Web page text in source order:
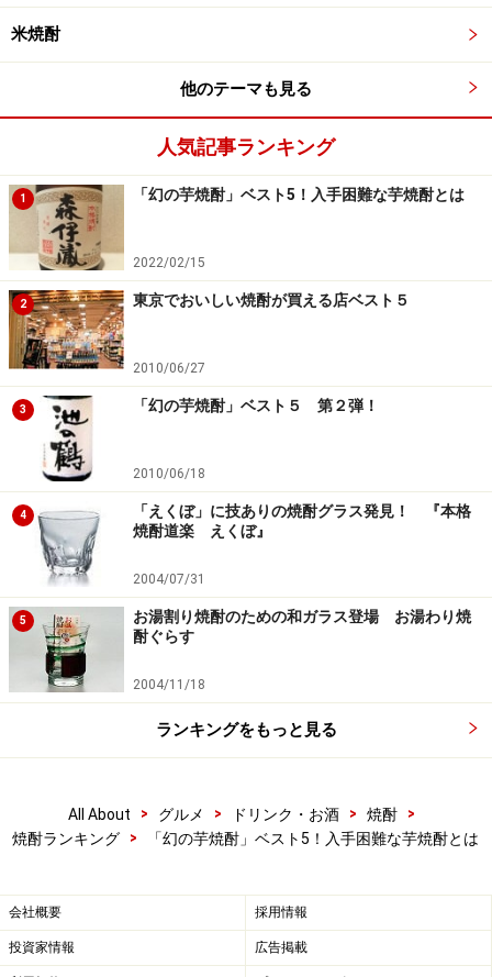
はちまん）」アルコール37度は、720mlで、15,000円。
■高良酒造有限会社
住所：鹿児島県南九州市川辺町宮4340
電話：0993-56-0181
4位：伊佐焼酎 伊佐美
伊佐焼酎「伊佐美」
芋焼酎でも薩摩焼酎でもない「伊佐焼酎」と銘打つ。
「伊佐美」の蔵がある鹿児島県伊佐市大口は、米焼酎の
故郷、熊本県球磨地方に隣接し、古くから伊佐地方と呼
ばれた土地。鹿児島といえども比較的冷涼な気候風土を
持つ場所だ。ここで「伊佐美」ブランド一本で勝負する
のが、創業明治32年の甲斐商店だ。
「伊佐美」は、プレミア芋焼酎としては草分け的存在
より黒麹仕込みを行っていたことも人気の秘密だろう。
味わいは、まさに芋焼酎らしい素朴な風味。なめらかさ
があり一見優しい印象だが、実は骨太の骨格しっかりタ
米焼酎
他のテーマも見る
人気記事ランキング
1 「幻の芋焼酎」ベスト5！入手困難な芋焼酎とは
2022/02/15
2 東京でおいしい焼酎が買える店ベスト５
2010/06/27
3 「幻の芋焼酎」ベスト５ 第２弾！
2010/06/18
4
「えくぼ」に技ありの焼酎グラス発見！ 『本格
焼酎道楽 えくぼ』
2004/07/31
5
お湯割り焼酎のための和ガラス登場 お湯わり焼
酎ぐらす
2004/11/18
ランキングをもっと見る
All About > グルメ > ドリンク・お酒 > 焼酎
>
焼酎ランキング
> 「幻の芋焼酎」ベスト5！入手困難な芋焼酎とは
会社概要 採用情報
投資家情報 広告掲載